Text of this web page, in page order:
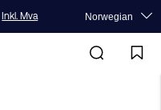
Inkl. Mva Norwegian